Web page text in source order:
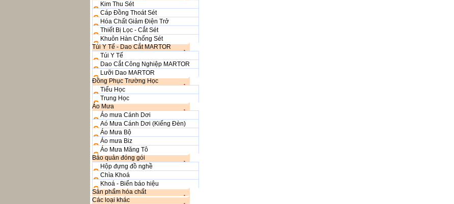
Kim Thu Sét
Cáp Đồng Thoát Sét
Hóa Chất Giảm Điện Trở
Thiết Bị Lọc - Cắt Sét
Khuôn Hàn Chống Sét
Túi Y Tế - Dao Cắt MARTOR
Túi Y Tế
Dao Cắt Công Nghiệp MARTOR
Lưỡi Dao MARTOR
Đồng Phục Trường Học
Tiểu Học
Trung Học
Áo Mưa
Áo mưa Cánh Dơi
Aó Mưa Cánh Dơi (Kiếng Đèn)
Áo Mưa Bộ
Áo mưa Biz
Áo Mưa Măng Tô
Bảo quản đóng gói
Hộp đựng đồ nghề
Chìa Khoá
Khoá - Biển báo hiệu
Sản phẩm hóa chất
Các loại khác